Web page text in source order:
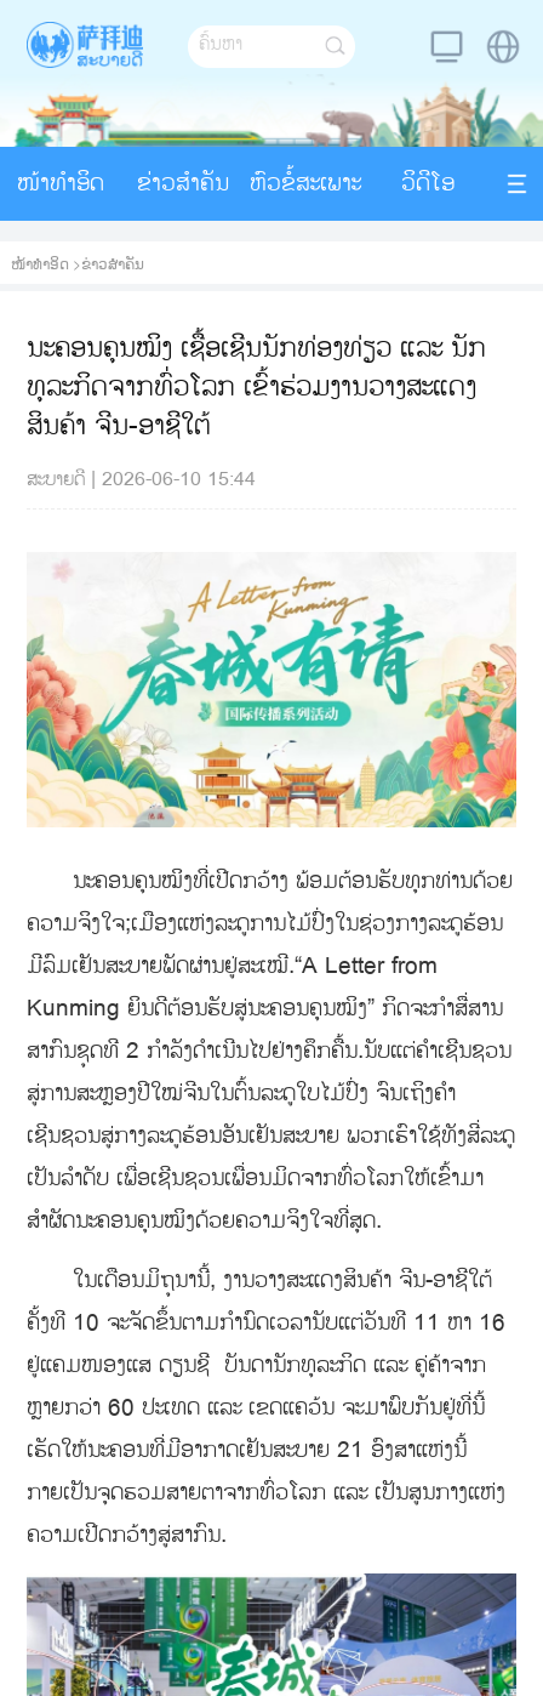
ໜ້າທຳອິດ ຂ່າວສຳຄັນ ຫົວຂໍ້ສະເພາະ ວິດີໂອ
ໜ້າທຳອິດ >ຂ່າວສຳຄັນ
ນະຄອນຄຸນໝິງ ເຊື້ອເຊີນນັກທ່ອງທ່ຽວ ແລະ ນັກ
ທຸລະກິດຈາກທົ່ວໂລກ ເຂົ້າຮ່ວມງານວາງສະແດງ
ສິນຄ້າ ຈີນ-ອາຊີໃຕ້
ສະບາຍດີ |2026-06-10 15:44
ນະຄອນຄຸນໝິງທີ່ເປີດກວ້າງ ພ້ອມຕ້ອນຮັບທຸກທ່ານດ້ວຍ
ຄວາມຈິງໃຈ;ເມືອງແຫ່ງລະດູການໄມ້ປົ່ງໃນຊ່ວງກາງລະດູຮ້ອນ
ມີລົມເຢັນສະບາຍພັດຜ່ານຢູ່ສະເໝີ.“A Letter from
Kunming ຍິນດີຕ້ອນຮັບສູ່ນະຄອນຄຸນໝິງ” ກິດຈະກຳສື່ສານ
ສາກົນຊຸດທີ 2 ກຳລັງດຳເນີນໄປຢ່າງຄຶກຄື້ນ.ນັບແຕ່ຄຳເຊີນຊວນ
ສູ່ການສະຫຼອງປີໃໝ່ຈີນໃນຕົ້ນລະດູໃບໄມ້ປົ່ງ ຈົນເຖິງຄຳ
ເຊີນຊວນສູ່ກາງລະດູຮ້ອນອັນເຢັນສະບາຍ ພວກເຮົາໃຊ້ທັງສີ່ລະດູ
ເປັນລຳດັບ ເພື່ອເຊີນຊວນເພື່ອນມິດຈາກທົ່ວໂລກໃຫ້ເຂົ້າມາ
ສຳຜັດນະຄອນຄຸນໝິງດ້ວຍຄວາມຈິງໃຈທີ່ສຸດ.
ໃນເດືອນມິຖຸນານີ້, ງານວາງສະແດງສິນຄ້າ ຈີນ-ອາຊີໃຕ້
ຄັ້ງທີ 10 ຈະຈັດຂຶ້ນຕາມກຳນົດເວລານັບແຕ່ວັນທີ 11 ຫາ 16
ຢູ່ແຄມໜອງແສ ດຽນຊີ ບັນດານັກທຸລະກິດ ແລະ ຄູ່ຄ້າຈາກ
ຫຼາຍກວ່າ 60 ປະເທດ ແລະ ເຂດແຄວ້ນ ຈະມາພົບກັນຢູ່ທີ່ນີ້
ເຮັດໃຫ້ນະຄອນທີ່ມີອາກາດເຢັນສະບາຍ 21 ອົງສາແຫ່ງນີ້
ກາຍເປັນຈຸດຮວມສາຍຕາຈາກທົ່ວໂລກ ແລະ ເປັນສູນກາງແຫ່ງ
ຄວາມເປີດກວ້າງສູ່ສາກົນ.